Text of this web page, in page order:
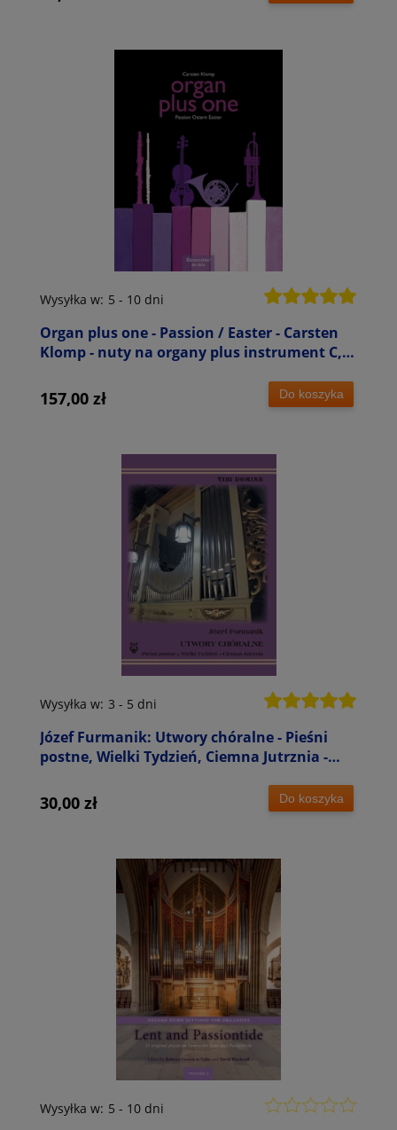
Organ plus one - Passion / Easter - Carsten
Klomp - nuty na organy plus instrument C,
Wysyłka w: 5 - 10 dni
157,00 zł Do koszyka
Józef Furmanik: Utwory chóralne - Pieśni
postne, Wielki Tydzień, Ciemna Jutrznia -
Wysyłka w: 3 - 5 dni
30,00 zł Do koszyka
Wysyłka w: 5 - 10 dni